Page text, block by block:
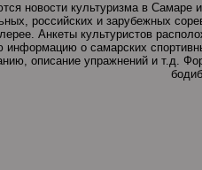
новости культуризма в
российских и зарубежных
Анкеты культуристов
информацию о самарских
описание упражнений и т.д.